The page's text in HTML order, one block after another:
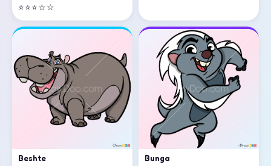
⭐⭐⭐☆☆
Beshte Bunga